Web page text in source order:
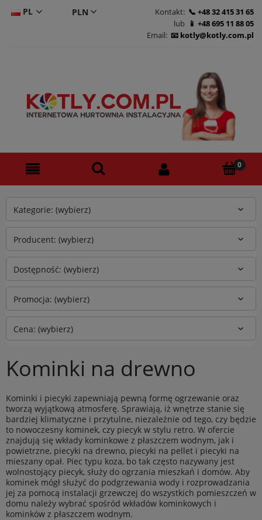
PL Kontakt:
+48 32 415 31 65
lub
+48 695 11 88 05
Email:
kotly@kotly.com.pl
Kategorie: (wybierz)
Producent: (wybierz)
Dostępność: (wybierz)
Cena: (wybierz)
Promocja: (wybierz)
Kominki na drewno
Kominki i piecyki zapewniają pewną formę ogrzewanie oraz
tworzą wyjątkową atmosferę. Sprawiają, iż wnętrze stanie się
bardziej klimatyczne i przytulne, niezależnie od tego, czy będzie
to nowoczesny kominek, czy piecyk w stylu retro. W ofercie
znajdują się wkłady kominkowe z płaszczem wodnym, jak i
powietrzne, piecyki na drewno, piecyki na pellet i piecyki na
mieszany opał. Piec typu koza, bo tak często nazywany jest
wolnostojący piecyk, służy do ogrzania mieszkań i domów. Aby
kominek mógł służyć do podgrzewania wody i rozprowadzania
jej za pomocą instalacji grzewczej do wszystkich pomieszczeń w
domu należy wybrać spośród wkładów kominkowych i
kominków z płaszczem wodnym.